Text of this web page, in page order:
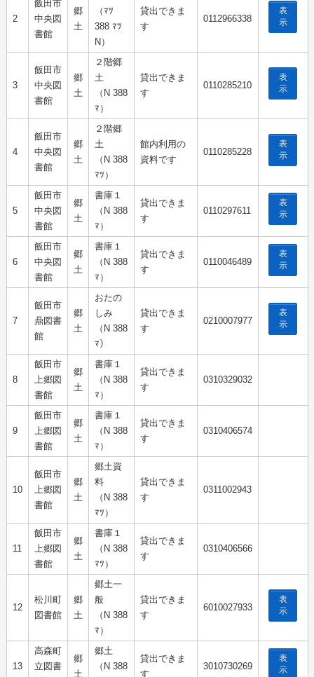
2
飯田市
中央図
書館
郷
土
（ﾏﾂ
388 ﾏﾂ
N）
貸出できま
す
0112966338
表
示
3
飯田市
中央図
書館
郷
土
２階郷
土
（N 388
ﾏ）
貸出できま
す
0110285210
表
示
4
飯田市
中央図
書館
郷
土
２階郷
土
（N 388
ﾏﾂ）
館内利用の
資料です
0110285228
表
示
5
飯田市
中央図
書館
郷
土
書庫１
（N 388
ﾏ）
貸出できま
す
0110297611
表
示
6
飯田市
中央図
書館
郷
土
書庫１
（N 388
ﾏ）
貸出できま
す
0110046489
表
示
7
飯田市
鼎図書
館
郷
土
おたの
しみ
（N 388
ﾏ）
貸出できま
す
0210007977
表
示
8
飯田市
上郷図
書館
郷
土
書庫１
（N 388
ﾏ）
貸出できま
す
0310329032
9
飯田市
上郷図
書館
郷
土
書庫１
（N 388
ﾏ）
貸出できま
す
0310406574
10
飯田市
上郷図
書館
郷
土
郷土資
料
（N 388
ﾏﾂ）
貸出できま
す
0311002943
11
飯田市
上郷図
書館
郷
土
書庫１
（N 388
ﾏﾂ）
貸出できま
す
0310406566
12
松川町
図書館
郷
土
郷土一
般
（N 388
ﾏ）
貸出できま
す
6010027933
表
示
13
高森町
立図書
郷
土
郷土
（N 388
貸出できま
す
3010730269
表
示